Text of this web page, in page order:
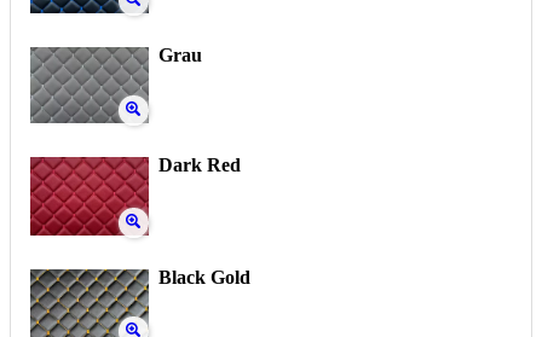
Grau
Dark Red
Black Gold